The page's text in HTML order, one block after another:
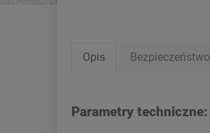
Opis Bezpieczeństwo
Parametry techniczne: